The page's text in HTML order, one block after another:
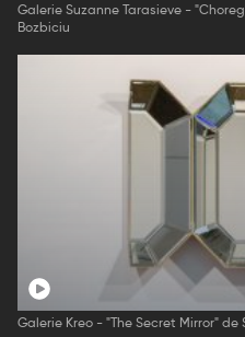
Galerie Suzanne Tarasieve -
Bozbiciu
Galerie Kreo - "The Secret Mirror"